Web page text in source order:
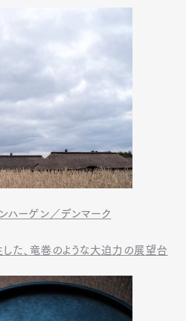
ーゲン／デンマーク
た、竜巻のような大迫力の展望台